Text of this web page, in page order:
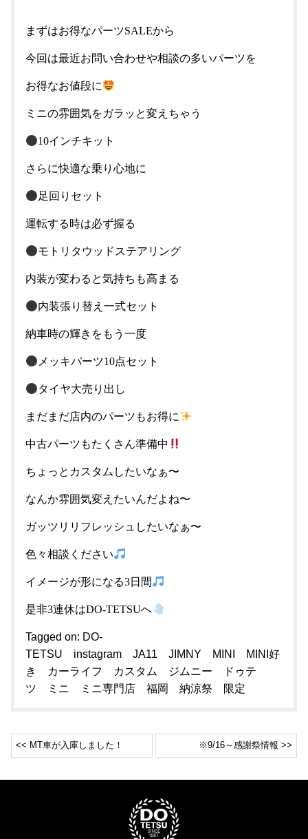
まずはお得なパーツSALEから
今回は最近お問い合わせや相談の多いパーツを
お得なお値段に
ミニの雰囲気をガラッと変えちゃう
10インチキット
さらに快適な乗り心地に
足回りセット
運転する時は必ず握る
モトリタウッドステアリング
内装が変わると気持ちも高まる
内装張り替え一式セット
納車時の輝きをもう一度
メッキパーツ10点セット
タイヤ大売り出し
まだまだ店内のパーツもお得に
中古パーツもたくさん準備中
ちょっとカスタムしたいなぁ〜
なんか雰囲気変えたいんだよね〜
ガッツリリフレッシュしたいなぁ〜
色々相談ください
イメージが形になる3日間
是非3連休はDO-TETSUへ
Tagged on: DO-
TETSU
instagram JA11 JIMNY MINI
MINI好
き
カーライフ カスタム ジムニー
ドゥテ
ツ
ミニ ミニ専門店 福岡 納涼祭 限定
<< MT車が入庫しました！ ※9/16～感謝祭情報 >>